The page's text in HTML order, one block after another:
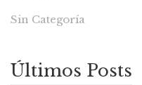
Sin Categoría
Últimos Posts